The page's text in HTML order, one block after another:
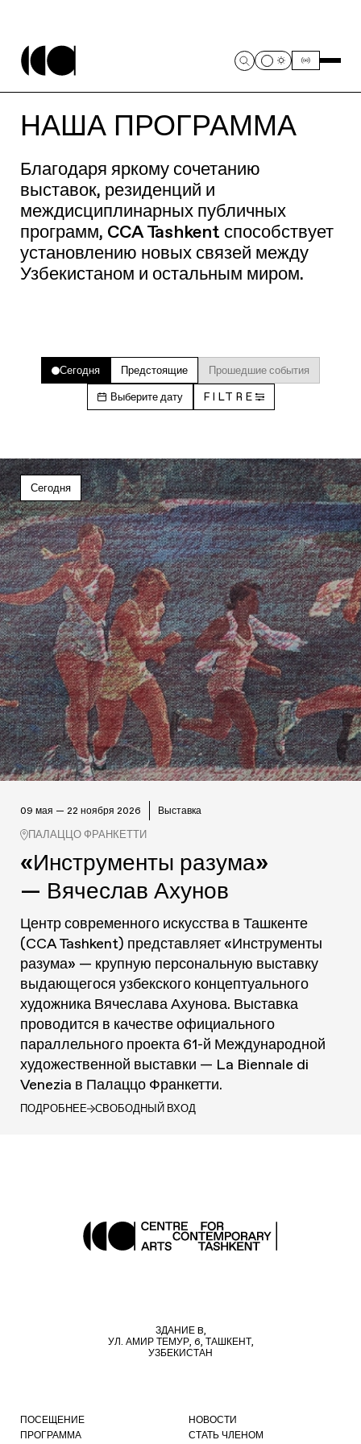
НАША ПРОГРАММА
Благодаря яркому сочетанию
выставок, резиденций и
междисциплинарных публичных
программ, CCA Tashkent способствует
установлению новых связей между
Узбекистаном и остальным миром.
Сегодня Предстоящие Прошедшие события
Выберите дату FILTRE
Сегодня
09 мая — 22 ноября 2026 Выставка
ПАЛАЦЦО ФРАНКЕТТИ
«Инструменты разума»
— Вячеслав Ахунов
Центр современного искусства в Ташкенте
(CCA Tashkent) представляет «Инструменты
разума» — крупную персональную выставку
выдающегося узбекского концептуального
художника Вячеслава Ахунова. Выставка
проводится в качестве официального
параллельного проекта 61-й Международной
художественной выставки — La Biennale di
Venezia в Палаццо Франкетти.
ПОДРОБНЕЕ СВОБОДНЫЙ ВХОД
ЗДАНИЕ B,
УЛ. АМИР ТЕМУР, 6, ТАШКЕНТ,
УЗБЕКИСТАН
ПОСЕЩЕНИЕ
ПРОГРАММА
НОВОСТИ
СТАТЬ ЧЛЕНОМ